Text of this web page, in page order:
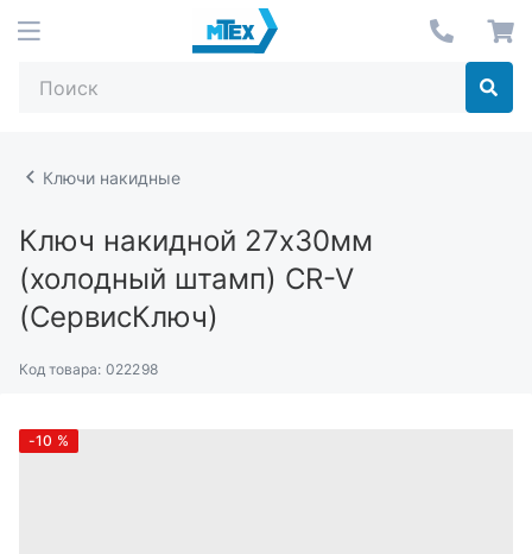
Ключи накидные
Ключ накидной 27х30мм
(холодный штамп) CR-V
(СервисКлюч)
Код товара: 022298
-10 %